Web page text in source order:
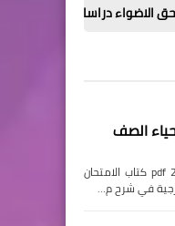
اجتماعية الصف الثاني
الصف
كتاب الامتحان احياء الصف الثالث الثانوي pdf 2027 كتاب الامتحان